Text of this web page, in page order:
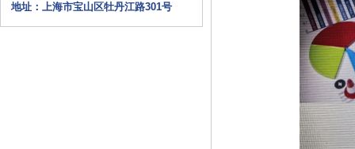
地址：上海市宝山区牡丹江路301号